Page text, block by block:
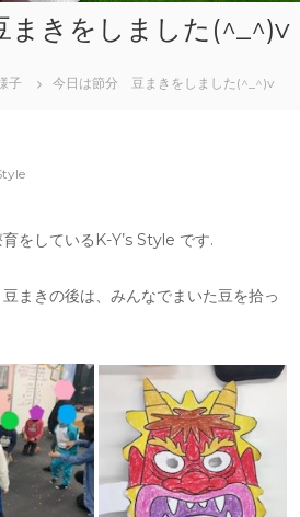
きをしました(^_^)v
子 今日は節分 豆まきをしました(^_^)v
をしているK-Y’s Style です.
まきの後は、みんなでまいた豆を拾っ